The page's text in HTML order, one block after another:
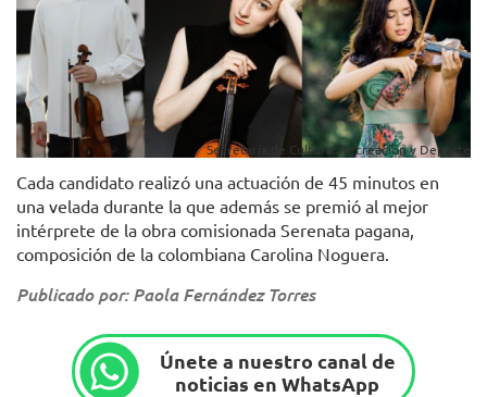
Secretaría de Cultura, Recreación y Deporte
Cada candidato realizó una actuación de 45 minutos en
una velada durante la que además se premió al mejor
intérprete de la obra comisionada Serenata pagana,
composición de la colombiana Carolina Noguera.
Publicado por: Paola Fernández Torres
Únete a nuestro canal de
noticias en WhatsApp